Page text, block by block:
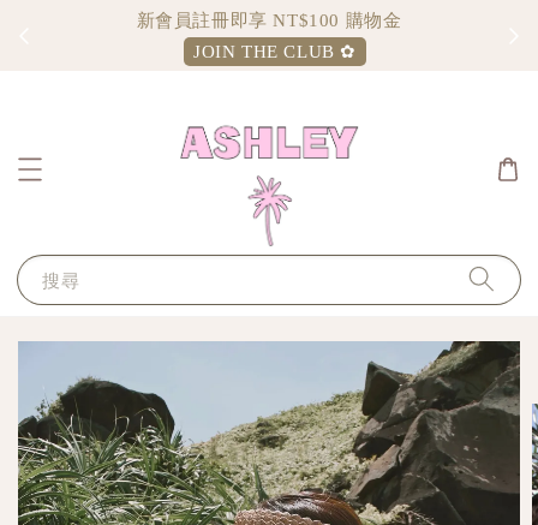
Sign up and enjoy $100 shopping credit
JOIN THE CLUB ✿
搜尋